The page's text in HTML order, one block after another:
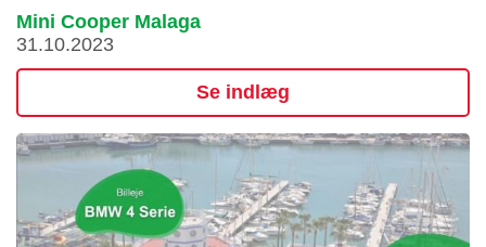
Mini Cooper Malaga
31.10.2023
Se indlæg